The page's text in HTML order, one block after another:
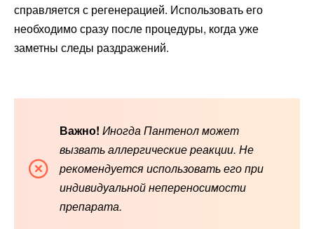
справляется с регенерацией. Использовать его
необходимо сразу после процедуры, когда уже
заметны следы раздражений.
Важно! Иногда Пантенол может
вызвать аллергические реакции. Не
рекомендуется использовать его при
индивидуальной непереносимости
препарата.